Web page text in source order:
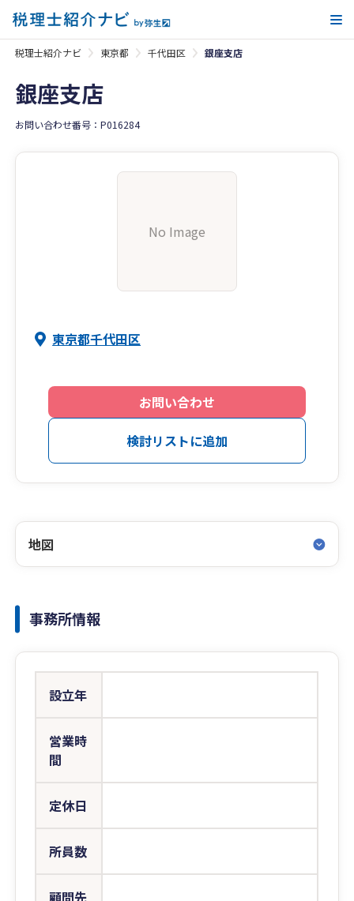
税理士紹介ナビ 東京都 千代田区 銀座支店
銀座支店
お問い合わせ番号：P016284
No Image
東京都千代田区
お問い合わせ
検討リストに追加
地図
事務所情報
設立年
営業時
間
定休日
所員数
顧問先